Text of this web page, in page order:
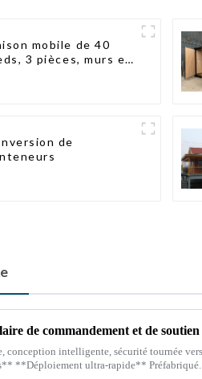
mobile de 40
3 pièces, murs en
de
intelligente, sécurité tournée
**Déploiement ultra-rapide**